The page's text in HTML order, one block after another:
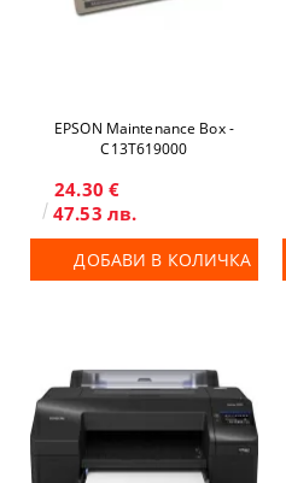
EPSON Maintenance Box -
C13T619000
24.30 €
47.53 лв.
ДОБАВИ В КОЛИЧКА